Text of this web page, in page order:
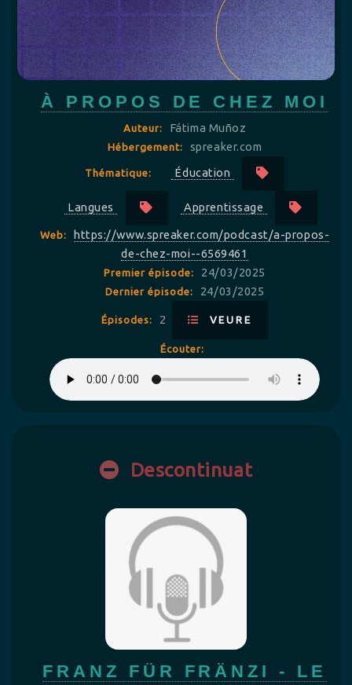
À PROPOS DE CHEZ MOI
Auteur: Fátima Muñoz
Hébergement: spreaker.com
Thématique: Éducation
Langues Apprentissage
Web:
https://www.spreaker.com/podcast/a-propos-
de-chez-moi--6569461
Premier épisode: 24/03/2025
Dernier épisode: 24/03/2025
Épisodes: 2 VEURE
Écouter:
Descontinuat
FRANZ FÜR FRÄNZI - LE